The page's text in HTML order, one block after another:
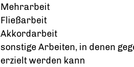
Mehrarbeit
Fließarbeit
Akkordarbeit
sonstige Arbeiten, in denen
erzielt werden kann